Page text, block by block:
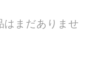
はまだありませ